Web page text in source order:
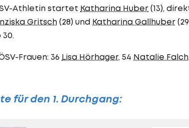
Athletin startet Katharina Huber (13),
Gritsch (28) und Katharina Gallhuber
Frauen: 36 Lisa Hörhager, 54 Natalie Falch
für den 1. Durchgang: